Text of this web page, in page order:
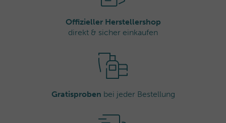
Offizieller Herstellershop
direkt & sicher einkaufen
Gratisproben bei jeder Bestellung